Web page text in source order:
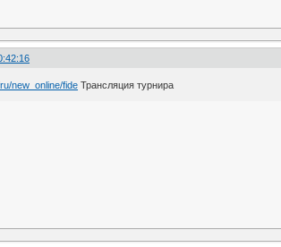
new_online/fide Трансляция турнира